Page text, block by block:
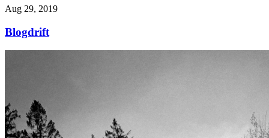
Aug 29, 2019
Blogdrift